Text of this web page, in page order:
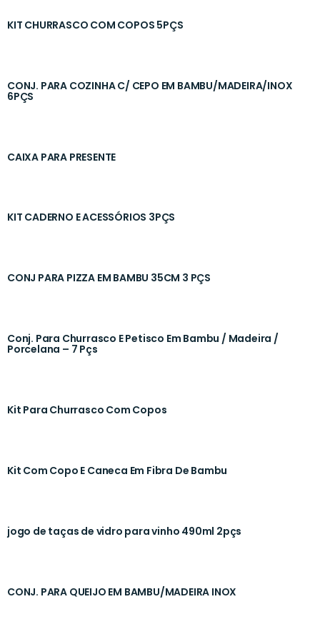
KIT CHURRASCO COM COPOS 5PÇS
CONJ. PARA COZINHA C/ CEPO EM BAMBU/MADEIRA/INOX
6PÇS
CAIXA PARA PRESENTE
KIT CADERNO E ACESSÓRIOS 3PÇS
CONJ PARA PIZZA EM BAMBU 35CM 3 PÇS
Conj. Para Churrasco E Petisco Em Bambu / Madeira /
Porcelana – 7 Pçs
Kit Para Churrasco Com Copos
Kit Com Copo E Caneca Em Fibra De Bambu
jogo de taças de vidro para vinho 490ml 2pçs
CONJ. PARA QUEIJO EM BAMBU/MADEIRA INOX